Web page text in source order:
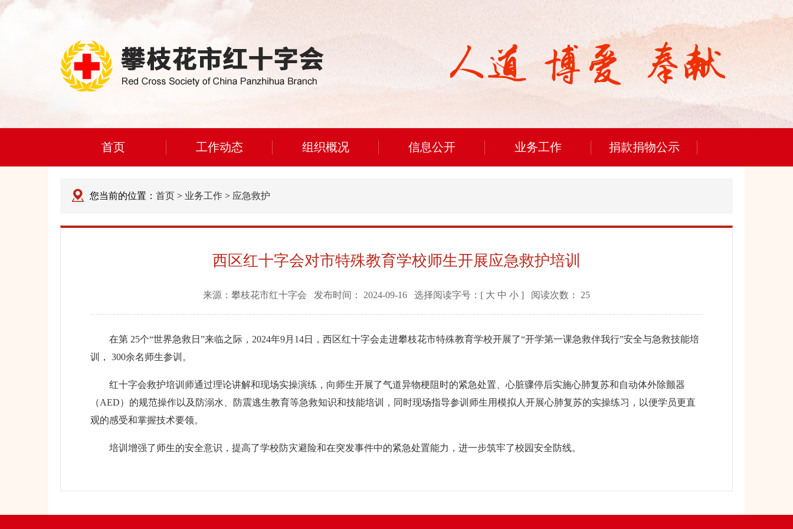
首页 工作动态 组织概况 信息公开 业务工作 捐款捐物公示
您当前的位置： 首页 > 业务工作 > 应急救护
西区红十字会对市特殊教育学校师生开展应急救护培训
来源： 攀枝花市红十字会 发布时间： 2024-09-16 选择阅读字号：[ 大 中 小 ] 阅读次数： 25
在第 25个“世界急救日”来临之际，2024年9月14日，西区红十字会走进攀枝花市特殊教育学校开展了“开学第一课急救伴我行”安全与急救技能培
训， 300余名师生参训。
红十字会救护培训师通过理论讲解和现场实操演练，向师生开展了气道异物梗阻时的紧急处置、心脏骤停后实施心肺复苏和自动体外除颤器
（AED）的规范操作以及防溺水、防震逃生教育等急救知识和技能培训，同时现场指导参训师生用模拟人开展心肺复苏的实操练习，以便学员更直
观的感受和掌握技术要领。
培训增强了师生的安全意识，提高了学校防灾避险和在突发事件中的紧急处置能力，进一步筑牢了校园安全防线。